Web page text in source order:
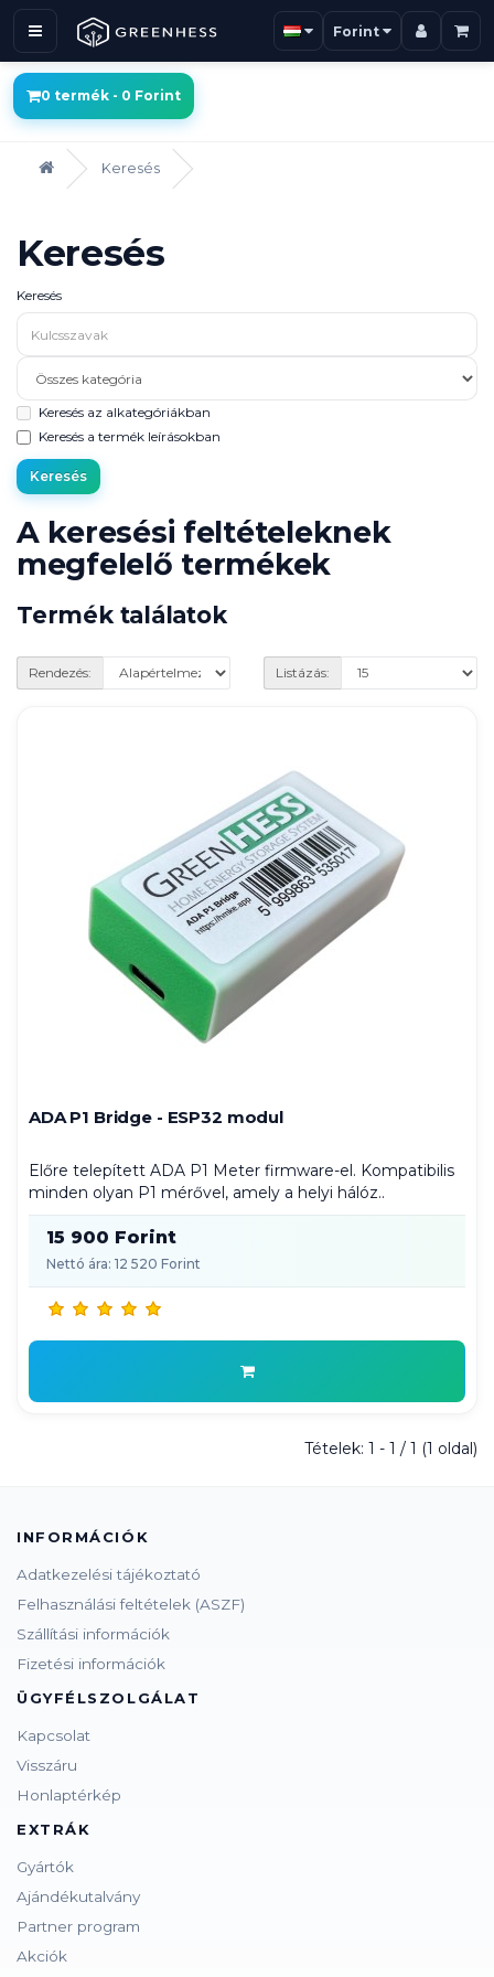
Forint
0 termék - 0 Forint
Keresés
Keresés
Keresés
Keresés az alkategóriákban
Keresés a termék leírásokban
A keresési feltételeknek
megfelelő termékek
Termék találatok
Rendezés: Listázás:
ADA P1 Bridge - ESP32 modul
Előre telepített ADA P1 Meter firmware-el. Kompatibilis
minden olyan P1 mérővel, amely a helyi hálóz..
15 900 Forint
Nettó ára: 12 520 Forint
Tételek: 1 - 1 / 1 (1 oldal)
INFORMÁCIÓK
Adatkezelési tájékoztató
Felhasználási feltételek (ASZF)
Szállítási információk
Fizetési információk
ÜGYFÉLSZOLGÁLAT
Kapcsolat
Visszáru
Honlaptérkép
EXTRÁK
Gyártók
Ajándékutalvány
Partner program
Akciók